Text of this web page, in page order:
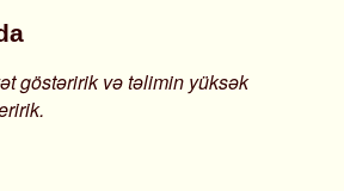
göstəririk və təlimin yüksək